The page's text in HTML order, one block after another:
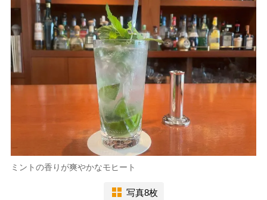
ミントの香りが爽やかなモヒート
写真8枚